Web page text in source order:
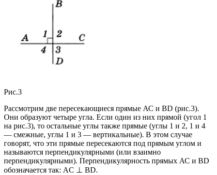
Рис.3
Рассмотрим две пересекающиеся прямые АС и BD (рис.3).
Они образуют четыре угла. Если один из них прямой (угол 1
на рис.3), то остальные углы также прямые (углы 1 и 2, 1 и 4
— смежные, углы 1 и 3 — вертикальные). В этом случае
говорят, что эти прямые пересекаются под прямым углом и
называются перпендикулярными (или взаимно
перпендикулярными). Перпендикулярность прямых АС и BD
обозначается так: AC ⊥ BD.